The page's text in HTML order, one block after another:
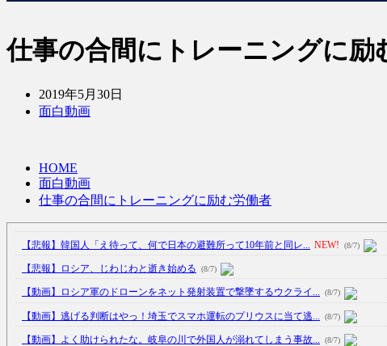
仕事の合間にトレーニングに励
2019年5月30日
面白動画
HOME
面白動画
仕事の合間にトレーニングに励む労働者
【悲報】韓国人「え待って、何で日本の避難所って10年前と同レ... NEW! (8/7)
【悲報】ロシア、じわじわと逝き始める (8/7)
【動画】ロシア軍のドローンをネット発射装置で撃墜するウクライ... (8/7)
【動画】逃げる判断はやっ！埼玉でスマホ運転のプリウスに当て逃... (8/7)
【動画】よく助けられたな。岐阜の川で外国人が溺れてしまう事故... (8/7)